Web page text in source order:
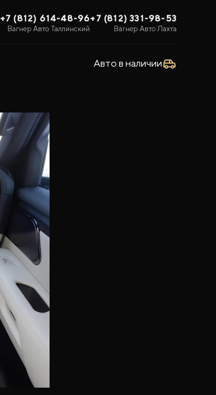
+7 (812) 614-48-96
Вагнер Авто Таллинский
+7 (812) 331-98-53
Вагнер Авто Лахта
Авто в наличии